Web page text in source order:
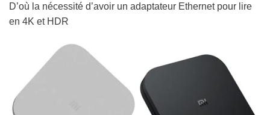
D’où la nécessité d’avoir un adaptateur Ethernet pour lire
en 4K et HDR